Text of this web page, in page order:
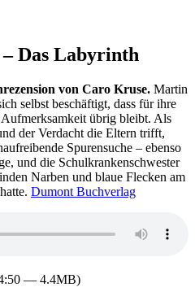
– Das Labyrinth
von Caro Kruse. Martin
selbst beschäftigt, dass für ihre
übrig bleibt. Als
der Verdacht die Eltern trifft,
Spurensuche – ebenso
und die Schulkrankenschwester
Narben und blaue Flecken am
Dumont Buchverlag
— 4.4MB)